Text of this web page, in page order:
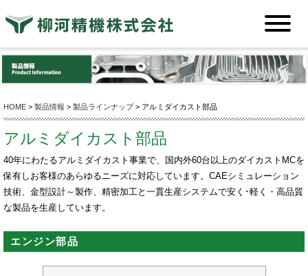
HOME > 製品情報 > 製品ラインナップ> アルミダイカスト部品
アルミダイカスト部品
40年にわたるアルミダイカスト事業で、国内外60台以上のダイカストMCを
保有しお客様のあらゆるニーズに対応しています。CAEシミュレーション
技術、金型設計～製作、精密加工と一貫生産システムで安く･軽く・高品質
な製品を生産しています。
エンジン部品